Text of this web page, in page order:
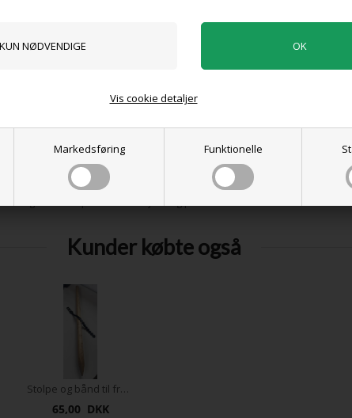
Markedsføring Funktionelle
Vis cookie detaljer
0 anmeldelser
Produktet er endnu ikke anmeldt.Skriv en anmeldelse.
der kombinerer god sundhed med et højt udbytte af velsmagende
valg for både private haveejere og professionelle avlere.
Kunder købte også
Stolpe og bånd til frugttræer
65,00 DKK